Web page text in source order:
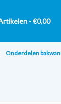
- €0,00
Onderdelen